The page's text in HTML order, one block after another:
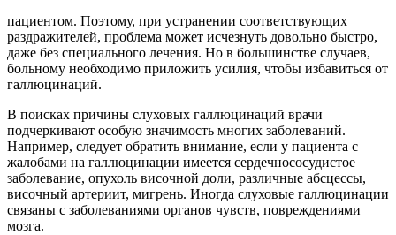
пациентом. Поэтому, при устранении соответствующих
раздражителей, проблема может исчезнуть довольно быстро,
даже без специального лечения. Но в большинстве случаев,
больному необходимо приложить усилия, чтобы избавиться от
галлюцинаций.
В поисках причины слуховых галлюцинаций врачи
подчеркивают особую значимость многих заболеваний.
Например, следует обратить внимание, если у пациента с
жалобами на галлюцинации имеется сердечнососудистое
заболевание, опухоль височной доли, различные абсцессы,
височный артериит, мигрень. Иногда слуховые галлюцинации
связаны с заболеваниями органов чувств, повреждениями
мозга.